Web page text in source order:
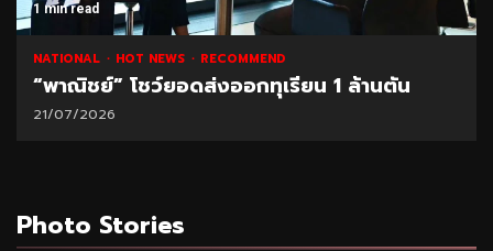
1 min read
NATIONAL HOT NEWS RECOMMEND
“พาณิชย์” โชว์ยอดส่งออกทุเรียน 1 ล้านตัน
21/07/2026
Photo Stories